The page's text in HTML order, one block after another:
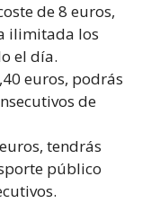
de 8 euros,
ilimitada los
el día.
euros, podrás
de
tendrás
público